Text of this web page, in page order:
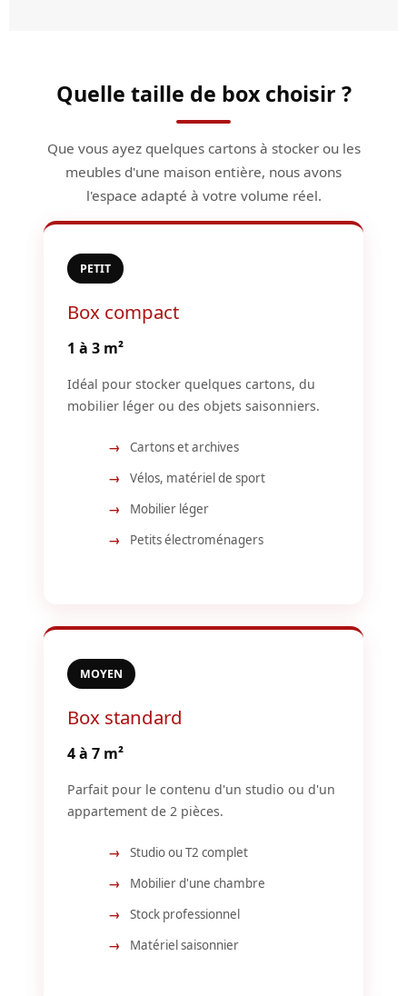
Quelle taille de box choisir ?
Que vous ayez quelques cartons à stocker ou les
meubles d'une maison entière, nous avons
l'espace adapté à votre volume réel.
PETIT
Box compact
1 à 3 m²
Idéal pour stocker quelques cartons, du
mobilier léger ou des objets saisonniers.
Cartons et archives
Vélos, matériel de sport
Mobilier léger
Petits électroménagers
MOYEN
Box standard
4 à 7 m²
Parfait pour le contenu d'un studio ou d'un
appartement de 2 pièces.
Studio ou T2 complet
Mobilier d'une chambre
Stock professionnel
Matériel saisonnier